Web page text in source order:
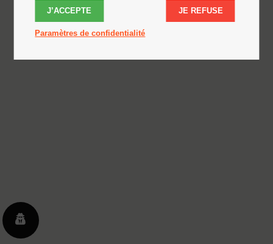
J’ACCEPTE JE REFUSE
Paramètres de confidentialité